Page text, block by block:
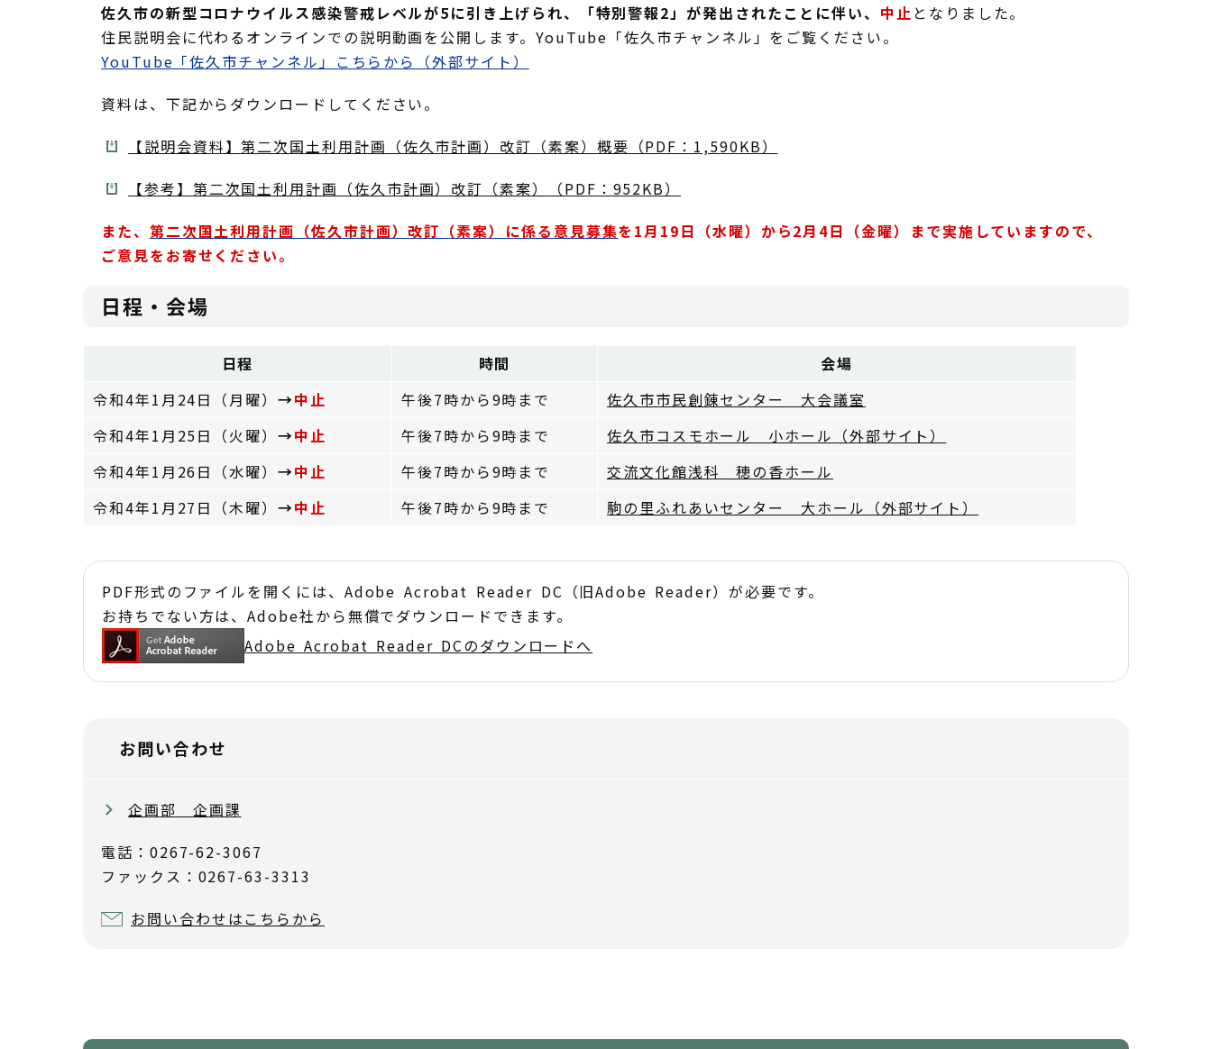
佐久市の新型コロナウイルス感染警戒レベルが5に引き上げられ、「特別警報2」が発出されたことに伴い、 中止 となりました。
住民説明会に代わるオンラインでの説明動画を公開します。YouTube「佐久市チャンネル」をご覧ください。
YouTube「佐久市チャンネル」こちらから（外部サイト）
資料は、下記からダウンロードしてください。
【説明会資料】第二次国土利用計画（佐久市計画）改訂（素案）概要（PDF：1,590KB）
【参考】第二次国土利用計画（佐久市計画）改訂（素案）（PDF：952KB）
また、 第二次国土利用計画（佐久市計画）改訂（素案）に係る意見募集を1月19日（水曜）から2月4日（金曜）まで実施していますので、
ご意見をお寄せください。
日程・会場
日程 時間
会場
令和4年1月24日（月曜） →中止 午後7時から9時まで
佐久市市民創錬センター 大会議室
令和4年1月25日（火曜） →中止 午後7時から9時まで
佐久市コスモホール 小ホール（外部サイト）
令和4年1月26日（水曜） →中止 午後7時から9時まで
交流文化館浅科 穂の香ホール
令和4年1月27日（木曜） →中止 午後7時から9時まで 駒の里ふれあいセンター 大ホール（外部サイト）
PDF形式のファイルを開くには、Adobe Acrobat Reader DC（旧Adobe Reader）が必要です。
お持ちでない方は、Adobe社から無償でダウンロードできます。
Adobe Acrobat Reader DCのダウンロードへ
お問い合わせ
企画部 企画課
電話：0267-62-3067
ファックス：0267-63-3313
お問い合わせはこちらから